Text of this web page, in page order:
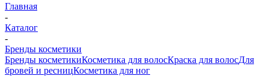
Главная
-
Каталог
-
Бренды косметики
Бренды косметикиКосметика для волосКраска для волосДля
бровей и ресницКосметика для ног